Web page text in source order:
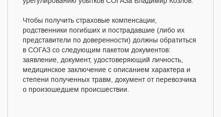
Чтобы получить страховые компенсации,
родственники погибших и пострадавшие (либо их
представители по доверенности) должны обратиться
в СОГАЗ со следующим пакетом документов:
заявление, документ, удостоверяющий личность,
медицинское заключение с описанием характера и
степени полученных травм, документ от перевозчика
о произошедшем происшествии.